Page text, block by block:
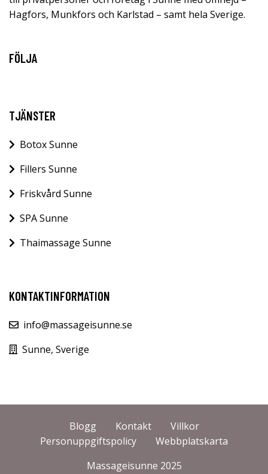
Hagfors, Munkfors och Karlstad – samt hela Sverige.
FÖLJA
TJÄNSTER
Botox Sunne
Fillers Sunne
Friskvård Sunne
SPA Sunne
Thaimassage Sunne
KONTAKTINFORMATION
info@massageisunne.se
Sunne, Sverige
Massageisunne 2025
Blogg Kontakt
Villkor
Personuppgiftspolicy
Webbplatskarta